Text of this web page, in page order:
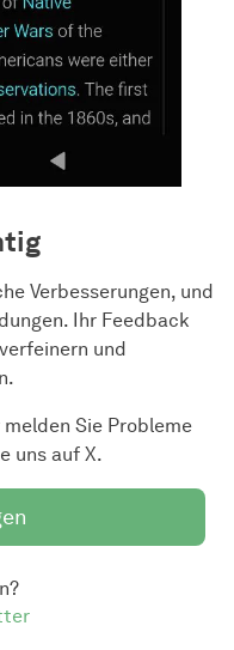
Verbesserungen, und
Ihr Feedback
und
Sie Probleme
uns auf X.